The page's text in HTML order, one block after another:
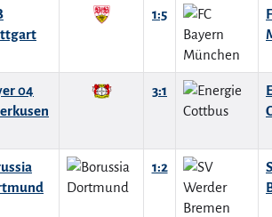
1:5
04
3:1
1:2